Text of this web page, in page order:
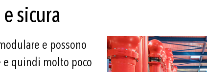
sicura
e possono
quindi molto poco